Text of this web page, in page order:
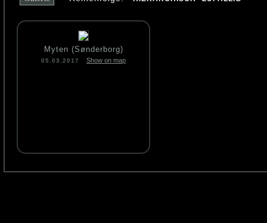
Myten (Sønderborg)
05.03.2017 Show on map